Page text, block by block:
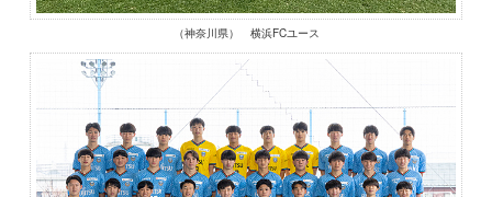
（神奈川県） 横浜FCユース